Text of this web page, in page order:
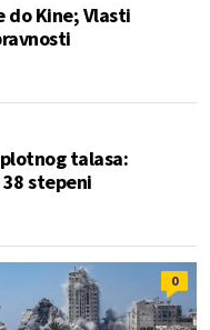
do Kine; Vlasti
talasa:
stepeni
0